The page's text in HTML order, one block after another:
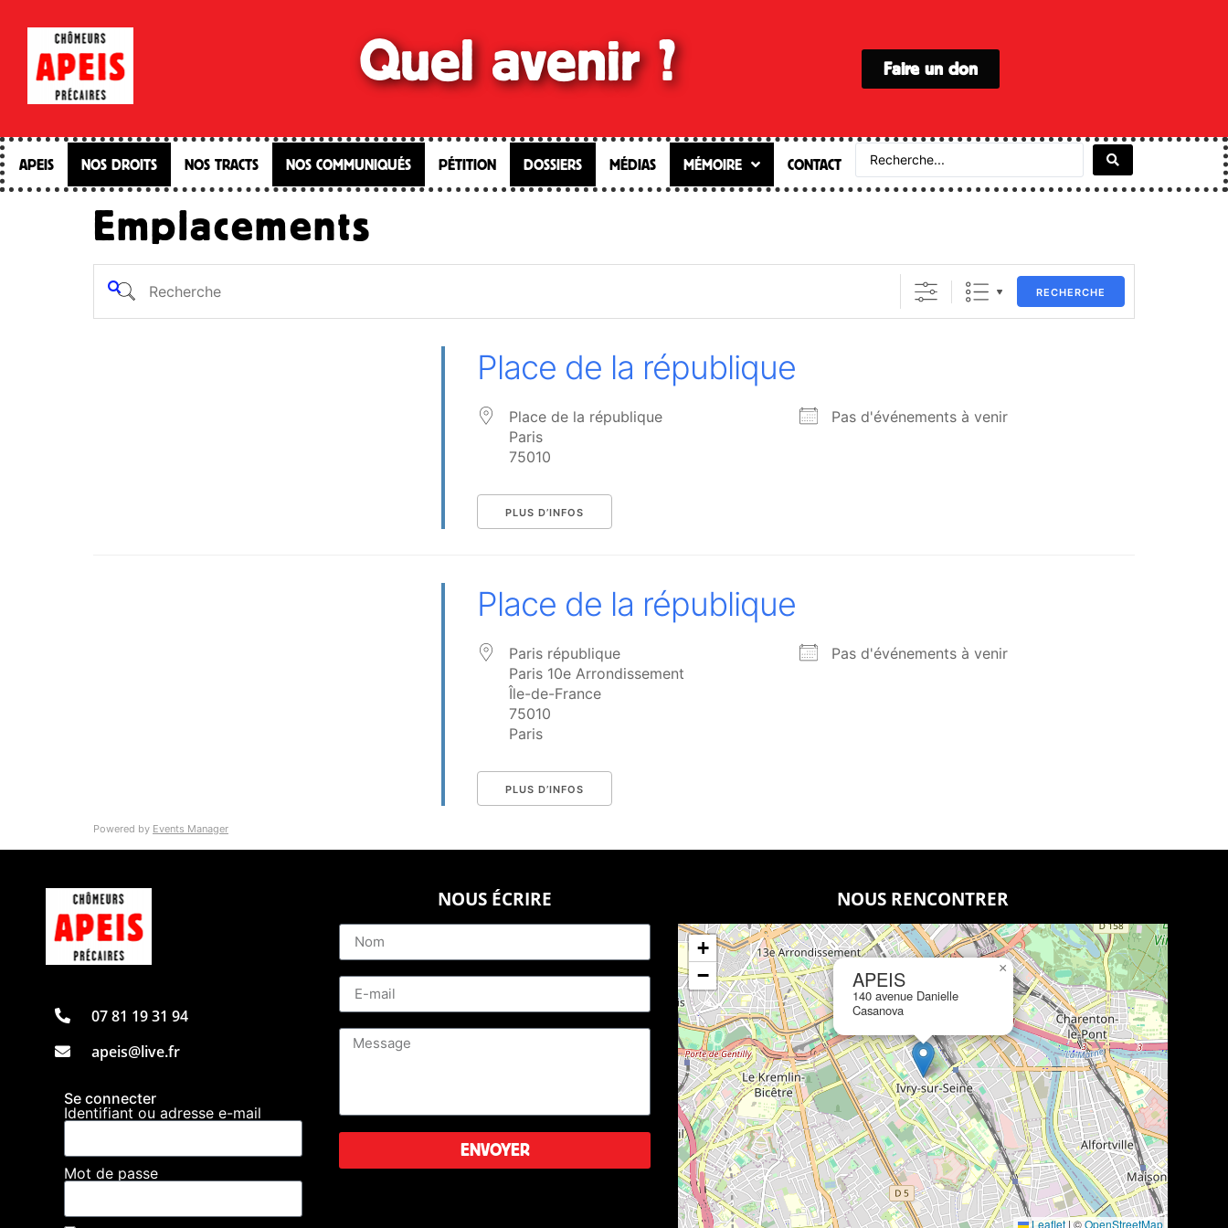
Quel avenir ? Faire un don
APEIS NOS DROITS NOS TRACTS NOS COMMUNIQUÉS PÉTITION DOSSIERS MÉDIAS MÉMOIRE CONTACT
Emplacements
RECHERCHE
Emplacement avec des évènements ?
Place de la république
Place de la république
Paris
75010
Pas d'événements à venir
PLUS D’INFOS
Place de la république
Paris république
Paris 10e Arrondissement
Île-de-France
75010
Paris
Pas d'événements à venir
PLUS D’INFOS
Powered by Events Manager
07 81 19 31 94
apeis@live.fr
Se connecter
Identifiant ou adresse e-mail
Mot de passe
NOUS ÉCRIRE
ENVOYER
NOUS RENCONTRER
APEIS
140 avenue Danielle
Casanova
×
+
−
Leaflet |©OpenStreetMap